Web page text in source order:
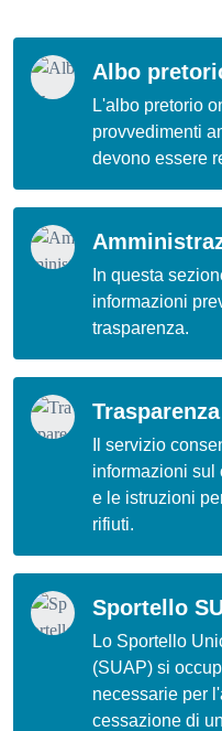
Albo
L'albo pretorio
provvedimenti
devono essere
In questa
informazioni
trasparenza.
Il servizio
informazioni sul
e le istruzioni
rifiuti.
Sportello
Lo Sportello
(SUAP) si
necessarie per
cessazione di